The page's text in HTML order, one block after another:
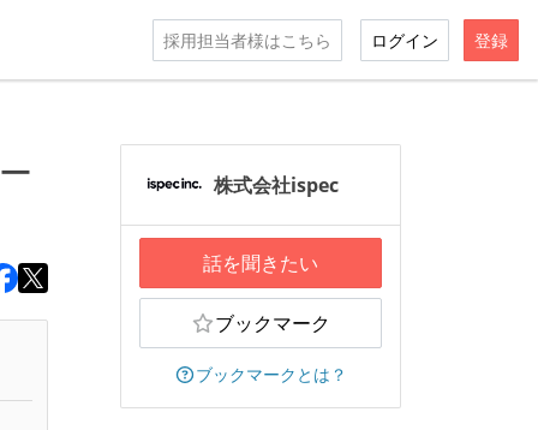
採用担当者様はこちら ログイン 登録
株式会社ispec
話を聞きたい
ブックマーク
ブックマークとは？